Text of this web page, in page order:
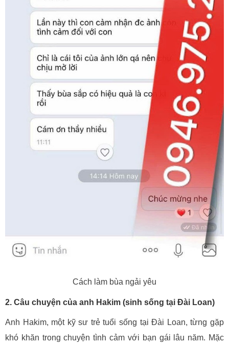
Cách làm bùa ngải yêu
2. Câu chuyện của anh Hakim (sinh sống tại Đài Loan)
Anh Hakim, một kỹ sư trẻ tuổi sống tại Đài Loan, từng gặp
khó khăn trong chuyện tình cảm với bạn gái lâu năm. Mặc